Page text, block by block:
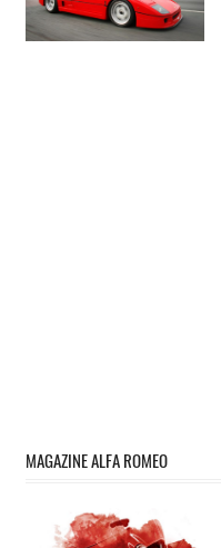
MAGAZINE ALFA ROMEO